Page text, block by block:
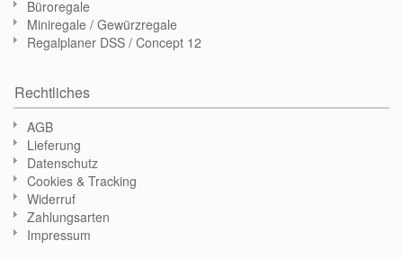
Büroregale
Miniregale / Gewürzregale
Regalplaner DSS / Concept 12
Rechtliches
AGB
Lieferung
Datenschutz
Cookies & Tracking
Widerruf
Zahlungsarten
Impressum